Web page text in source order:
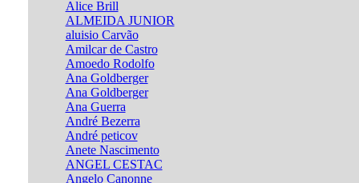
Alice Brill
ALMEIDA JUNIOR
aluisio Carvão
Amilcar de Castro
Amoedo Rodolfo
Ana Goldberger
Ana Goldberger
Ana Guerra
André Bezerra
André peticov
Anete Nascimento
ANGEL CESTAC
Angelo Canonne